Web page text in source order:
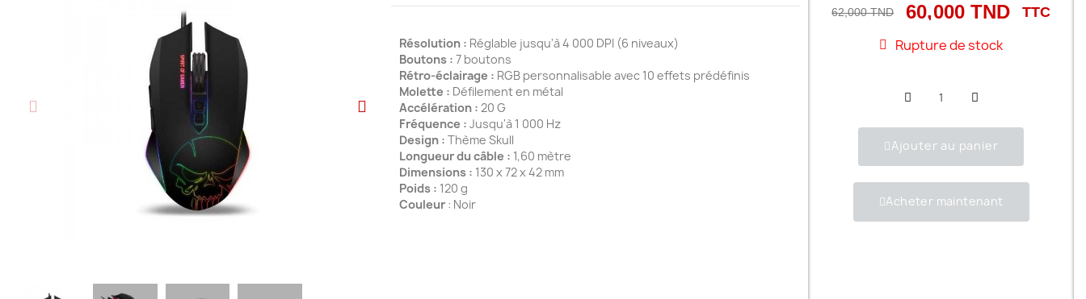
Résolution : Réglable jusqu'à 4 000 DPI (6 niveaux)
Boutons : 7 boutons
Rétro-éclairage : RGB personnalisable avec 10 effets prédéfinis
Molette : Défilement en métal
Accélération : 20 G
Fréquence : Jusqu'à 1 000 Hz
Design : Thème Skull
Longueur du câble : 1,60 mètre
Dimensions : 130 x 72 x 42 mm
Poids : 120 g
Couleur : Noir
62,000 TND 60,000 TND TTC
Rupture de stock
Ajouter au panier
Acheter maintenant